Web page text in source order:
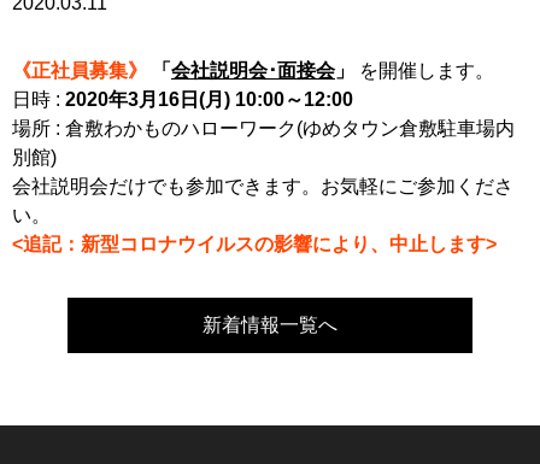
《正社員募集》 「 会社説明会･面接会」
を開催します。
日時 : 2020年3月16日(月) 10:00～12:00
場所 : 倉敷わかものハローワーク(ゆめタウン倉敷駐車場内
別館)
会社説明会だけでも参加できます。お気軽にご参加くださ
い。
<追記：新型コロナウイルスの影響により、中止します>
新着情報一覧へ